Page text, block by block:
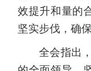
效提升和量的
坚实步伐，确
全会指出，“